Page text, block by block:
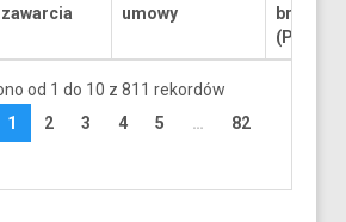
zawarcia
umowy
brutto
(PLN)
od 1 do 10 z 811 rekordów
1 2 3 4 5 …
82